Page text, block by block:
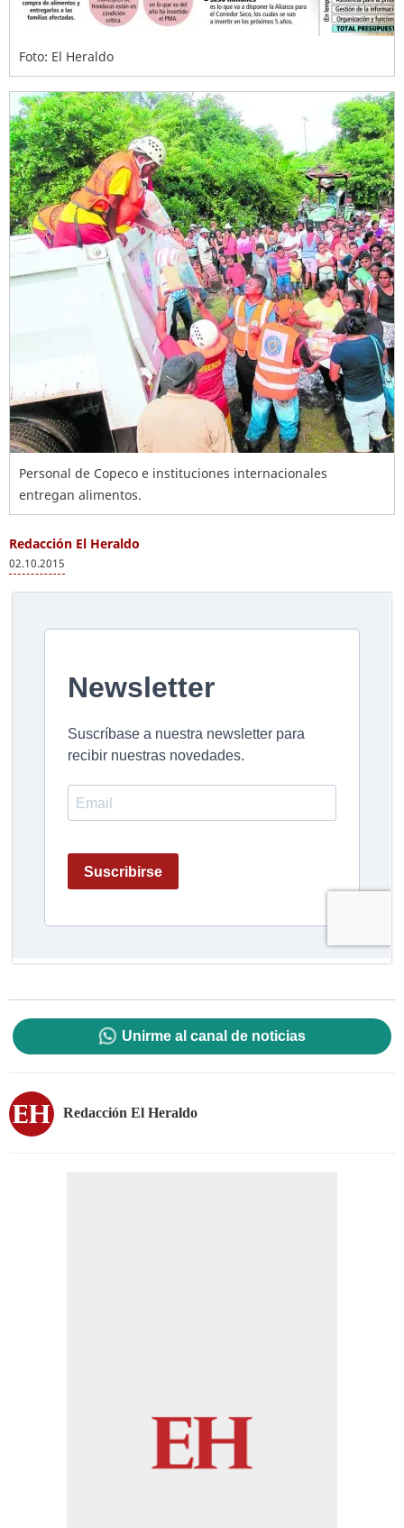
Foto: El Heraldo
Personal de Copeco e instituciones internacionales
entregan alimentos.
Redacción El Heraldo
02.10.2015
Unirme al canal de noticias
Redacción El Heraldo